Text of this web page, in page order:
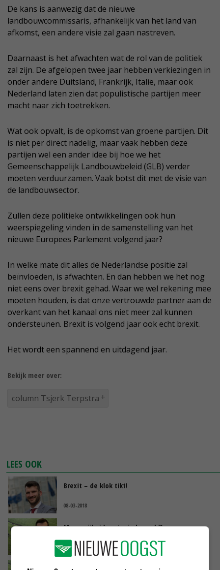
De kans is aanwezig dat de nieuwe
landbouwcommissaris, afhankelijk van het land van
afkomst, een andere visie zal gaan nastreven.
Daarnaast is het afwachten wat de rol van de politiek
zal zijn. De afgelopen twee jaar hebben verkiezingen in
onder andere Duitsland, Frankrijk, Italië, maar ook
Nederland laten zien dat populistische partijen meer
macht naar zich toetrekken.
Wat ook opvalt, is de opkomst van groene partijen. Dit
is niet per direct nadelig, maar vaak hebben deze
partijen wel een ander idee bij hoe we het
Gemeenschappelijk Landbouwbeleid (GLB) verder
moeten verduurzamen. Vaak botst dit met de visie van
de landbouwsector.
Zullen deze politieke ontwikkelingen ook hun
weerspiegeling vinden in de samenstelling van het
nieuwe Europees Parlement volgend jaar?
In welke mate dit alles de Nederlandse positie zal
beïnvloeden, is afwachten. En dan hebben we het nog
niet eens over brexit gehad. Waar we wel rekening mee
moeten houden, is dat onze vertrouwde partner aan de
overkant van het kanaal ons niet meer zal kunnen
ondersteunen. Brexit is volgend jaar ook echt brexit.
Het wordt een spannend en uitdagend jaar.
Bekijk meer over:
column Tsjerk Terpstra
LEES OOK
Brexit – de klok tikt!
08-03-2018
Meer vrijheid met minder geld?
10-01-2018